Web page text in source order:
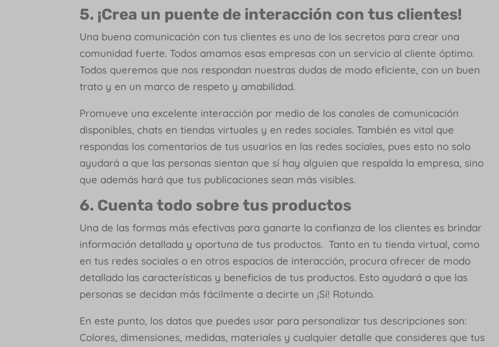
5. ¡Crea un puente de interacción con tus clientes!
Una buena comunicación con tus clientes es uno de los secretos para crear una
comunidad fuerte. Todos amamos esas empresas con un servicio al cliente óptimo.
Todos queremos que nos respondan nuestras dudas de modo eficiente, con un buen
trato y en un marco de respeto y amabilidad.
Promueve una excelente interacción por medio de los canales de comunicación
disponibles, chats en tiendas virtuales y en redes sociales. También es vital que
respondas los comentarios de tus usuarios en las redes sociales, pues esto no solo
ayudará a que las personas sientan que sí hay alguien que respalda la empresa, sino
que además hará que tus publicaciones sean más visibles.
6. Cuenta todo sobre tus productos
Una de las formas más efectivas para ganarte la confianza de los clientes es brindar
información detallada y oportuna de tus productos. Tanto en tu tienda virtual, como
en tus redes sociales o en otros espacios de interacción, procura ofrecer de modo
detallado las características y beneficios de tus productos. Esto ayudará a que las
personas se decidan más fácilmente a decirte un ¡Sí! Rotundo.
En este punto, los datos que puedes usar para personalizar tus descripciones son:
Colores, dimensiones, medidas, materiales y cualquier detalle que consideres que tus